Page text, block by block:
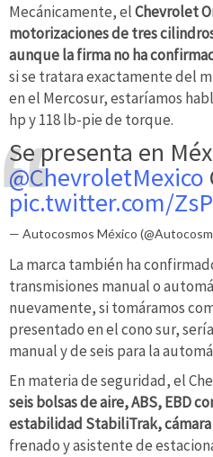
Mecánicamente, elChevrolet
motorizaciones de tres
aunque la firma no ha
si se tratara exactamente del
en el Mercosur, estaríamos
hp y 118 lb-pie de torque.
Se presenta en
@ChevroletMexico
pic.twitter.com/
— Autocosmos México
La marca también ha
transmisiones manual o
nuevamente, si tomáramos
presentado en el cono sur,
manual y de seis para la
En materia de seguridad, el
seis bolsas de aire, ABS, EBD
estabilidad StabiliTrak,
frenado y asistente de